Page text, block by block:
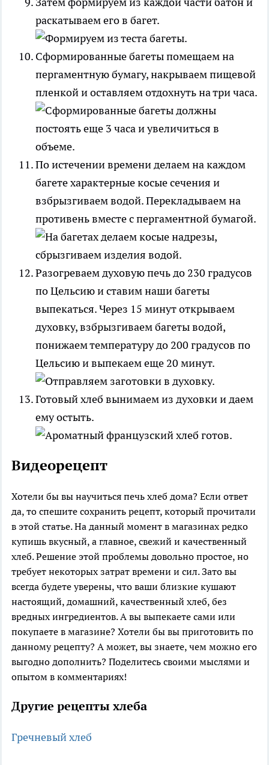
раскатываем его в багет.
Сформированные багеты помещаем на
пергаментную бумагу, накрываем пищевой
пленкой и оставляем отдохнуть на три часа.
По истечении времени делаем на каждом
багете характерные косые сечения и
взбрызгиваем водой. Перекладываем на
противень вместе с пергаментной бумагой.
Разогреваем духовую печь до 230 градусов
по Цельсию и ставим наши багеты
выпекаться. Через 15 минут открываем
духовку, взбрызгиваем багеты водой,
понижаем температуру до 200 градусов по
Цельсию и выпекаем еще 20 минут.
Готовый хлеб вынимаем из духовки и даем
ему остыть.
Видеорецепт
Хотели бы вы научиться печь хлеб дома? Если ответ
да, то спешите сохранить рецепт, который прочитали
в этой статье. На данный момент в магазинах редко
купишь вкусный, а главное, свежий и качественный
хлеб. Решение этой проблемы довольно простое, но
требует некоторых затрат времени и сил. Зато вы
всегда будете уверены, что ваши близкие кушают
настоящий, домашний, качественный хлеб, без
вредных ингредиентов. А вы выпекаете сами или
покупаете в магазине? Хотели бы вы приготовить по
данному рецепту? А может, вы знаете, чем можно его
выгодно дополнить? Поделитесь своими мыслями и
опытом в комментариях!
Другие рецепты хлеба
Гречневый хлеб